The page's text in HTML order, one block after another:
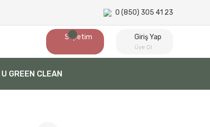
0 (850) 305 41 23
Sepetim Giriş Yap
Üye Ol
U GREEN CLEAN